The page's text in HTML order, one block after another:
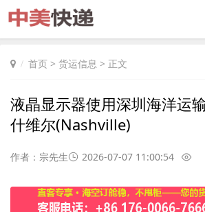
首页 > 货运信息 > 正文
液晶显示器使用深圳海洋运
什维尔(Nashville)
作者：宗先生 2026-07-07 11:00:54